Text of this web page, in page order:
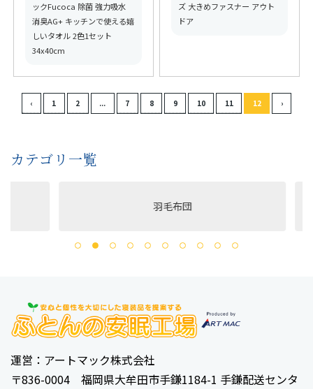
ックFucoca 除菌 強力吸水
消臭AG+ キッチンで使える嬉
しいタオル 2色1セット
34x40cm
ズ 大きめファスナー アウト
ドア
‹ 2 ... 7 8
カテゴリ一覧
羽毛布団
運営：アートマック株式会社
〒836-0004 福岡県大牟田市手鎌1184-1 手鎌配送センタ